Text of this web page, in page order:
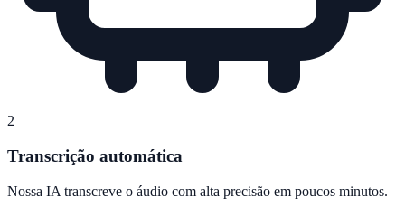
2
Transcrição automática
Nossa IA transcreve o áudio com alta precisão em poucos minutos.